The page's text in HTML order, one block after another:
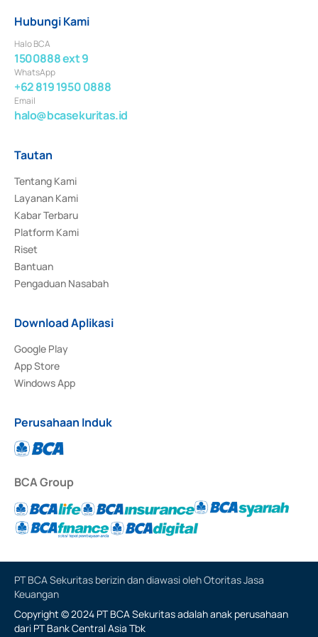
Hubungi Kami
Halo BCA
1500888 ext 9
WhatsApp
+62 819 1950 0888
Email
halo@bcasekuritas.id
Tautan
Tentang Kami
Layanan Kami
Kabar Terbaru
Platform Kami
Riset
Bantuan
Pengaduan Nasabah
Download Aplikasi
Google Play
App Store
Windows App
Perusahaan Induk
BCA Group
PT BCA Sekuritas berizin dan diawasi oleh Otoritas Jasa
Keuangan
Copyright © 2024 PT BCA Sekuritas adalah anak perusahaan
dari PT Bank Central Asia Tbk